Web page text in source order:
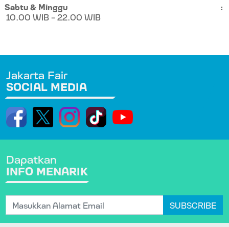
Sabtu & Minggu
:
10.00 WIB – 22.00 WIB
Jakarta Fair
SOCIAL MEDIA
Dapatkan
INFO MENARIK
SUBSCRIBE